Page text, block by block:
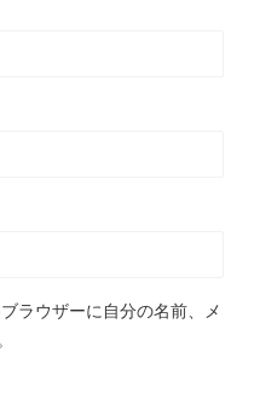
ラウザーに自分の名前、メ